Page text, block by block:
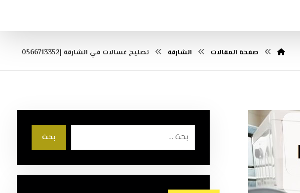
صفحة المقالات الشارقة تصليح غسالات في الشارقة |0566713352
بحث